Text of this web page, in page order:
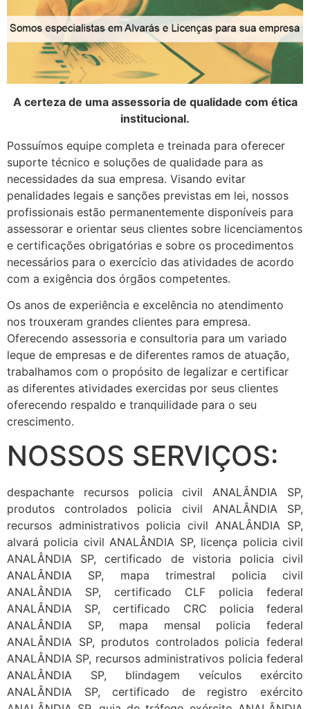
A certeza de uma assessoria de qualidade com ética
institucional.
Possuímos equipe completa e treinada para oferecer
suporte técnico e soluções de qualidade para as
necessidades da sua empresa. Visando evitar
penalidades legais e sanções previstas em lei, nossos
profissionais estão permanentemente disponíveis para
assessorar e orientar seus clientes sobre licenciamentos
e certificações obrigatórias e sobre os procedimentos
necessários para o exercício das atividades de acordo
com a exigência dos órgãos competentes.
Os anos de experiência e excelência no atendimento
nos trouxeram grandes clientes para empresa.
Oferecendo assessoria e consultoria para um variado
leque de empresas e de diferentes ramos de atuação,
trabalhamos com o propósito de legalizar e certificar
as diferentes atividades exercidas por seus clientes
oferecendo respaldo e tranquilidade para o seu
crescimento.
NOSSOS SERVIÇOS:
despachante recursos policia civil ANALÂNDIA SP,
produtos controlados policia civil ANALÂNDIA SP,
recursos administrativos policia civil ANALÂNDIA SP,
alvará policia civil ANALÂNDIA SP, licença policia civil
ANALÂNDIA SP, certificado de vistoria policia civil
ANALÂNDIA SP, mapa trimestral policia civil
ANALÂNDIA SP, certificado CLF policia federal
ANALÂNDIA SP, certificado CRC policia federal
ANALÂNDIA SP, mapa mensal policia federal
ANALÂNDIA SP, produtos controlados policia federal
ANALÂNDIA SP, recursos administrativos policia federal
ANALÂNDIA SP, blindagem veículos exército
ANALÂNDIA SP, certificado de registro exército